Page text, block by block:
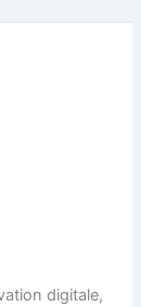
digitale,